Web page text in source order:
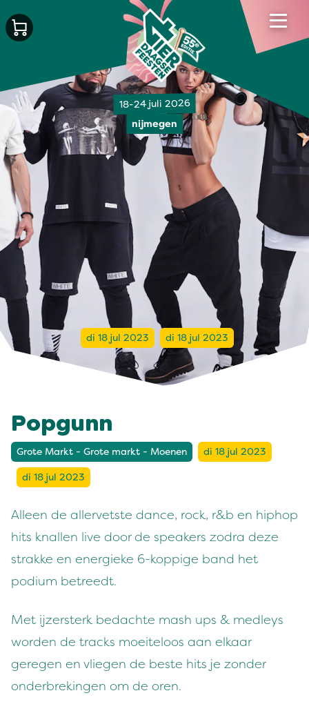
18-24 juli 2026
nijmegen
di 18 jul 2023 di 18 jul 2023
Popgunn
Grote Markt - Grote markt - Moenen di 18 jul 2023
di 18 jul 2023
Alleen de allervetste dance, rock, r&b en hiphop
hits knallen live door de speakers zodra deze
strakke en energieke 6-koppige band het
podium betreedt.
Met ijzersterk bedachte mash ups & medleys
worden de tracks moeiteloos aan elkaar
geregen en vliegen de beste hits je zonder
onderbrekingen om de oren.